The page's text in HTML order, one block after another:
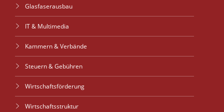
Glasfaserausbau
IT & Multimedia
Kammern & Verbände
Steuern & Gebühren
Wirtschaftsförderung
Wirtschaftsstruktur